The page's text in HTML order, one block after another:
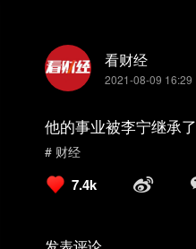
看财经
2021-08-09 16:29
他的事业被李宁继承了
# 财经
7.4k